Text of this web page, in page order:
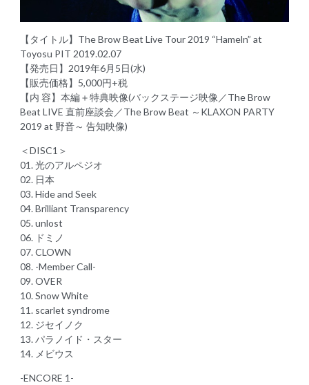
【タイトル】The Brow Beat Live Tour 2019 “Hameln” at
Toyosu PIT 2019.02.07
【発売日】2019年6月5日(水)
【販売価格】5,000円+税
【内 容】本編＋特典映像(バックステージ映像／The Brow
Beat LIVE 直前座談会／The Brow Beat ～KLAXON PARTY
2019 at 野音～ 告知映像)
＜DISC1＞
01. 光のアルペジオ
02. 日本
03. Hide and Seek
04. Brilliant Transparency
05. unlost
06. ドミノ
07. CLOWN
08. -Member Call-
09. OVER
10. Snow White
11. scarlet syndrome
12. ジセイノク
13. パラノイド・スター
14. メビウス
-ENCORE 1-